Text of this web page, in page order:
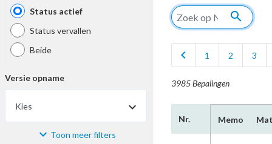
Status actief
Status vervallen
Beide
Versie opname
Kies
Materiaal Toon meer filters
search
chevron_left 1 2 3
3985 Bepalingen
Nr. Memo